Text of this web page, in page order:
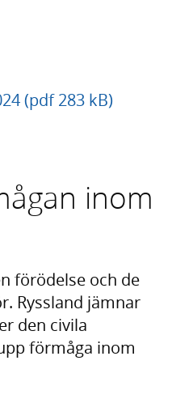
(pdf 283 kB)
inom
förödelse och de
Ryssland jämnar
den civila
förmåga inom